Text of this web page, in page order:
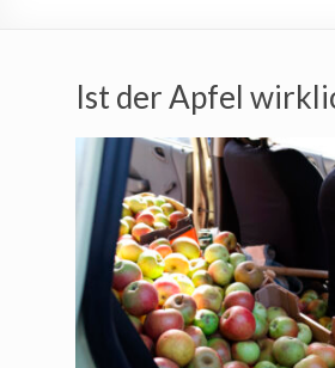
Ist der Apfel